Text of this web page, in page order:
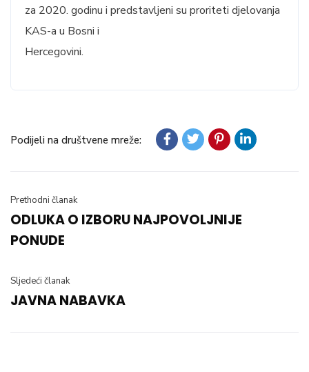
za 2020. godinu i predstavljeni su proriteti djelovanja
KAS-a u Bosni i
Hercegovini.
Podijeli na društvene mreže:
Prethodni članak
ODLUKA O IZBORU NAJPOVOLJNIJE
PONUDE
Sljedeći članak
JAVNA NABAVKA